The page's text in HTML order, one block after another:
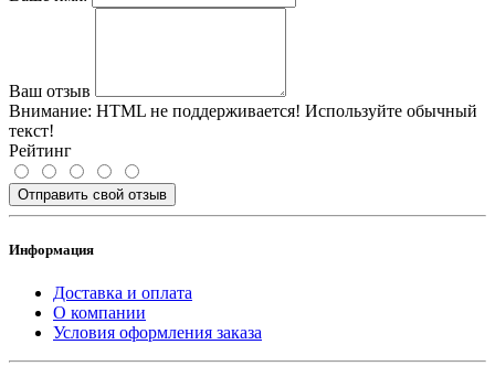
Ваш отзыв
Внимание: HTML не поддерживается! Используйте обычный
текст!
Рейтинг
Отправить свой отзыв
Информация
Доставка и оплата
О компании
Условия оформления заказа